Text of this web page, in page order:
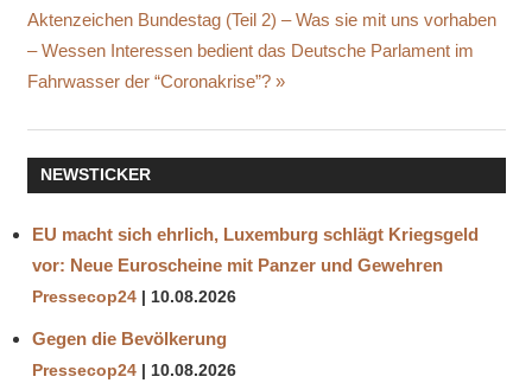
DAVID
EDWARD
ENTFÜHRUNG
JULIAN
QC
JAMES
Nächster
Beitrag:
Aktenzeichen Bundestag (Teil 2) – Was sie mit uns vorhaben
– Wessen Interessen bedient das Deutsche Parlament im
Fahrwasser der “Coronakrise”?
NEWSTICKER
EU macht sich ehrlich, Luxemburg schlägt Kriegsgeld
vor: Neue Euroscheine mit Panzer und Gewehren
Pressecop24 10.08.2026
Gegen die Bevölkerung
Pressecop24 10.08.2026